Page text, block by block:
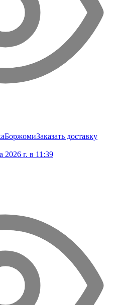
БоржомиЗаказать доставку
2026 г. в 11:39